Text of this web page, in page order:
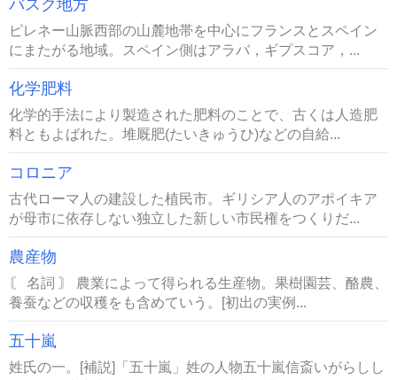
バスク地方
ピレネー山脈西部の山麓地帯を中心にフランスとスペイン
にまたがる地域。スペイン側はアラバ，ギプスコア，...
化学肥料
化学的手法により製造された肥料のことで、古くは人造肥
料ともよばれた。堆厩肥(たいきゅうひ)などの自給...
コロニア
古代ローマ人の建設した植民市。ギリシア人のアポイキア
が母市に依存しない独立した新しい市民権をつくりだ...
農産物
〘 名詞 〙 農業によって得られる生産物。果樹園芸、酪農、
養蚕などの収穫をも含めていう。[初出の実例...
五十嵐
姓氏の一。[補説]「五十嵐」姓の人物五十嵐信斎いがらしし